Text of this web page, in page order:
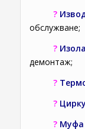
?
обслужване;
?
демонтаж;
?
?
? Муфа